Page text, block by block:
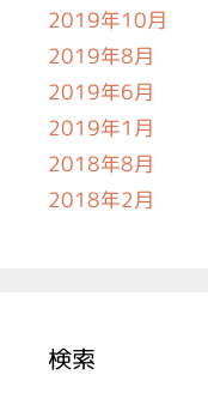
2019年10月
2019年8月
2019年6月
2019年1月
2018年8月
2018年2月
検索